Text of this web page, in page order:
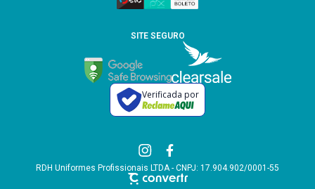
SITE SEGURO
Verificada por
RDH Uniformes Profissionais LTDA - CNPJ: 17.904.902/0001-55